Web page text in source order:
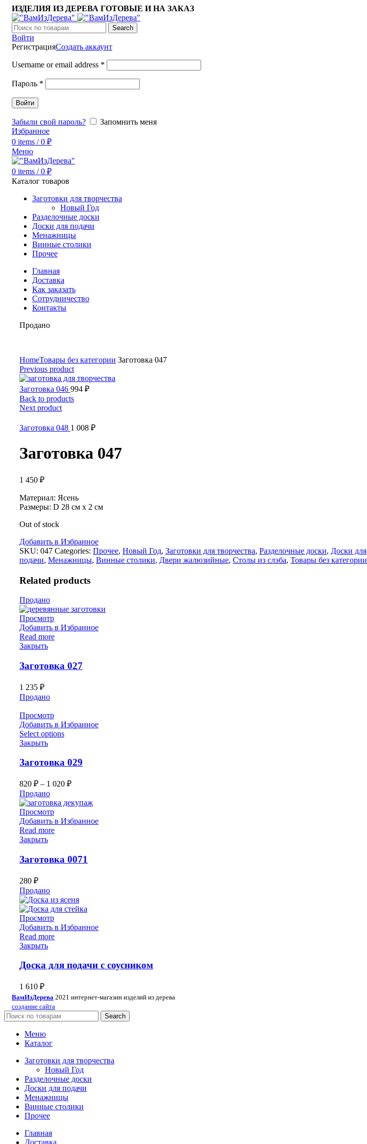
ИЗДЕЛИЯ ИЗ ДЕРЕВА ГОТОВЫЕ И НА ЗАКАЗ
Search
Войти
РегистрацияСоздать аккаунт
Username or email address *
Пароль *
Войти
Забыли свой пароль?
Запомнить меня
Избранное
0 items / 0 ₽
Меню
0 items / 0 ₽
Каталог товаров
Заготовки для творчества
Новый Год
Разделочные доски
Доски для подачи
Менажницы
Винные столики
Прочее
Главная
Доставка
Как заказать
Сотрудничество
Контакты
Продано
HomeТовары без категории Заготовка 047
Previous product
Заготовка 046 994 ₽
Back to products
Next product
Заготовка 048 1 008 ₽
Заготовка 047
1 450 ₽
Материал: Ясень
Размеры: D 28 см х 2 см
Out of stock
Добавить в Избранное
SKU: 047 Categories: Прочее, Новый Год, Заготовки для творчества, Разделочные доски, Доски для
подачи, Менажницы, Винные столики, Двери жалюзийные, Столы из слэба, Товары без категории
Related products
Продано
Просмотр
Добавить в Избранное
Read more
Закрыть
Заготовка 027
1 235 ₽
Продано
Просмотр
Добавить в Избранное
Select options
Закрыть
Заготовка 029
820 ₽ – 1 020 ₽
Продано
Просмотр
Добавить в Избранное
Read more
Закрыть
Заготовка 0071
280 ₽
Продано
Просмотр
Добавить в Избранное
Read more
Закрыть
Доска для подачи с соусником
1 610 ₽
ВамИзДерева 2021 интернет-магазин изделий из дерева
создание сайта
Search
Меню
Каталог
Заготовки для творчества
Новый Год
Разделочные доски
Доски для подачи
Менажницы
Винные столики
Прочее
Главная
Доставка